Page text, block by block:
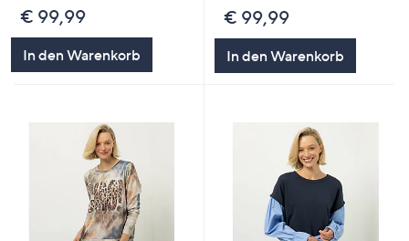
€ 99,99
In den Warenkorb
€ 99,99
In den Warenkorb